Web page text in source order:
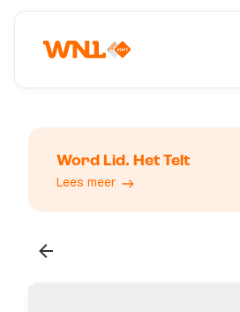
Word Lid. Het Telt
Lees meer